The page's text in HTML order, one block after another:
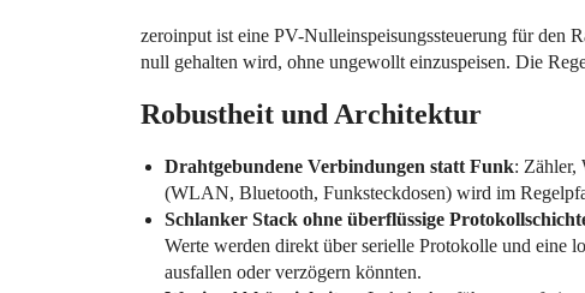
zeroinput ist eine PV-Nulleinspeisungssteuerung für den
null gehalten wird, ohne ungewollt einzuspeisen. Die
Robustheit und Architektur
Drahtgebundene Verbindungen statt Funk: Zähler,
(WLAN, Bluetooth, Funksteckdosen) wird im
Schlanker Stack ohne überflüssige
Werte werden direkt über serielle Protokolle und eine
ausfallen oder verzögern könnten.